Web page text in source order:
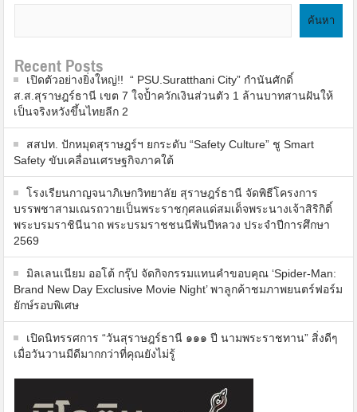
ค้นหา
Recent Posts
เปิดตัวอย่างยิ่งใหญ่!! “ PSU.Suratthani City” กำนันศักดิ์
ส.ส.สุราษฎร์ธานี เขต 7 ใจป้ำควักเงินส่วนตัว 1 ล้านบาทสานฝันให้
เป็นจริงหวังขึ้นไทยลีก 2
สสปท. ปักหมุดสุราษฎร์ฯ ยกระดับ “Safety Culture” ชู Smart
Safety ขับเคลื่อนเศรษฐกิจภาคใต้
โรงเรียนกาญจนาภิเษกวิทยาลัย สุราษฎร์ธานี จัดพิธีโครงการ
บรรพชาสามเณรถวายเป็นพระราชกุศลแด่สมเด็จพระนางเจ้าสิริกิติ์
พระบรมราชินีนาถ พระบรมราชชนนีพันปีหลวง ประจำปีการศึกษา
2569
มิลเลนเนียม ออโต้ กรุ๊ป จัดกิจกรรมแทนคำขอบคุณ ‘Spider-Man:
Brand New Day Exclusive Movie Night’ พาลูกค้าชมภาพยนตร์ฟอร์ม
ยักษ์รอบพิเศษ
เปิดนิทรรศการ “วันสุราษฎร์ธานี ๑๑๑ ปี นามพระราชทาน” สิ่งดีๆ
เมื่อวันวานมีดีมากกว่าที่คุณยังไม่รู้